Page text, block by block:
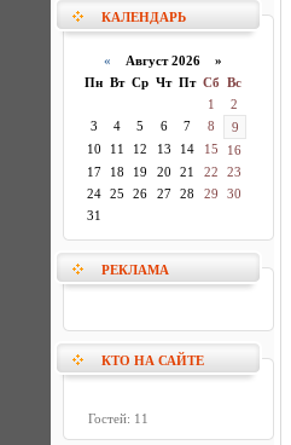
КАЛЕНДАРЬ
« Август 2026 »
Пн Вт Ср Чт Пт Сб Вс
1
2
3
4 5 6 7 8
9
10
11 12 13 14 15
16
17
18 19 20 21 22
23
24
25 26 27 28 29
30
31
РЕКЛАМА
КТО НА САЙТЕ
Гостей: 11